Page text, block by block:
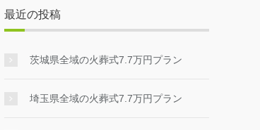
最近の投稿
茨城県全域の火葬式7.7万円プラン
埼玉県全域の火葬式7.7万円プラン